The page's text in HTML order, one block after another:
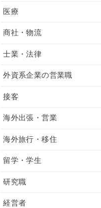
医療
商社・物流
士業・法律
外資系企業の営業職
接客
海外出張・営業
海外旅行・移住
留学・学生
研究職
経営者